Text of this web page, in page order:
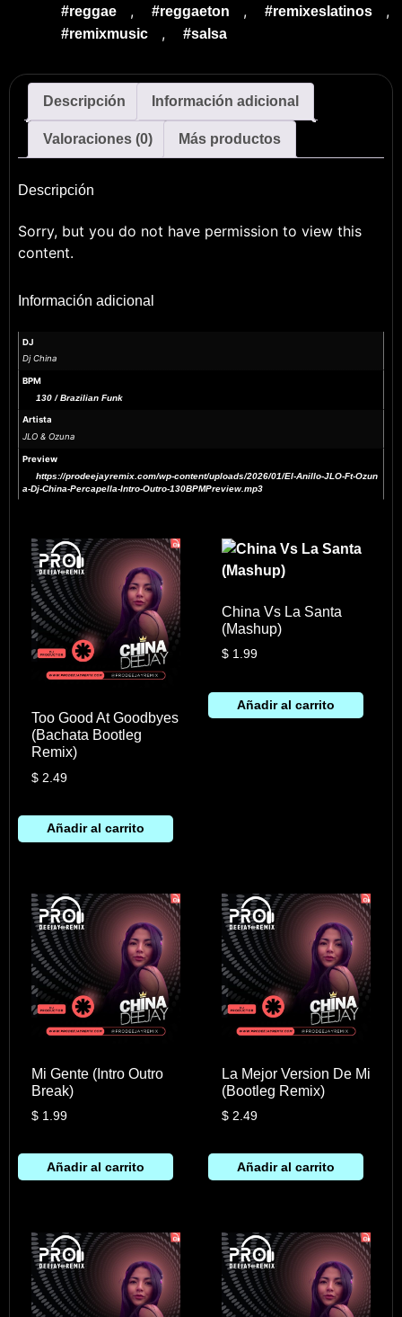
#reggae , #reggaeton , #remixeslatinos ,
#remixmusic , #salsa
Descripción Información adicional
Valoraciones (0) Más productos
Descripción
Sorry, but you do not have permission to view this
content.
Información adicional
DJ
Dj China
BPM
130 / Brazilian Funk
Artista
JLO & Ozuna
Preview
https://prodeejayremix.com/wp-content/uploads/2026/01/El-Anillo-JLO-Ft-Ozun
a-Dj-China-Percapella-Intro-Outro-130BPMPreview.mp3
Too Good At Goodbyes
(Bachata Bootleg
Remix)
$2.49
Añadir al carrito
China Vs La Santa
(Mashup)
$ 1.99
Añadir al carrito
Mi Gente (Intro Outro
Break)
$1.99
Añadir al carrito
La Mejor Version De Mi
(Bootleg Remix)
$ 2.49
Añadir al carrito